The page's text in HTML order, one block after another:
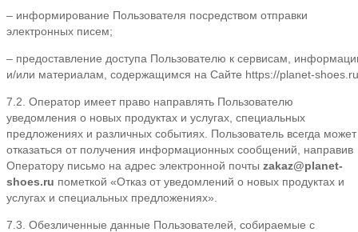
– информирование Пользователя посредством отправки
электронных писем;
– предоставление доступа Пользователю к сервисам,
и/или материалам, содержащимся на Сайте https://planet-
7.2. Оператор имеет право направлять Пользователю
уведомления о новых продуктах и услугах, специальных
предложениях и различных событиях. Пользователь всегда может
отказаться от получения информационных сообщений, направив
Оператору письмо на адрес электронной почты zakaz@planet-
shoes.ru пометкой «Отказ от уведомлений о новых продуктах и
услугах и специальных предложениях».
7.3. Обезличенные данные Пользователей, собираемые с